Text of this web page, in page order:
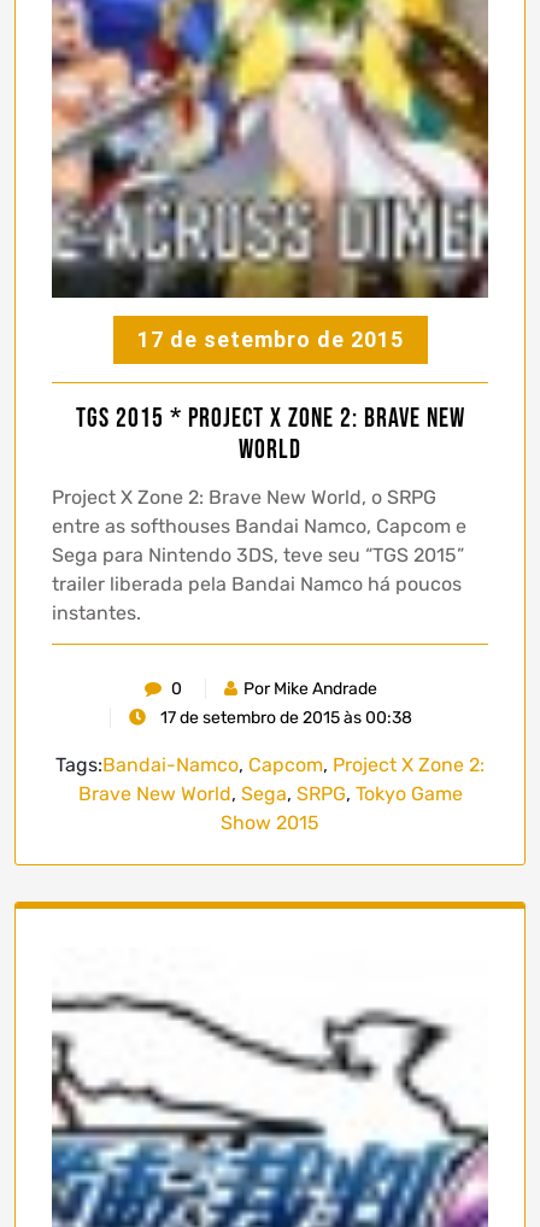
17 de setembro de 2015
TGS 2015 * Project X Zone 2: Brave New
World
Project X Zone 2: Brave New World, o SRPG
entre as softhouses Bandai Namco, Capcom e
Sega para Nintendo 3DS, teve seu “TGS 2015”
trailer liberada pela Bandai Namco há poucos
instantes.
0
Por Mike Andrade
17 de setembro de 2015 às 00:38
Tags:Bandai-Namco, Capcom, Project X Zone 2:
Brave New World, Sega, SRPG, Tokyo Game
Show 2015